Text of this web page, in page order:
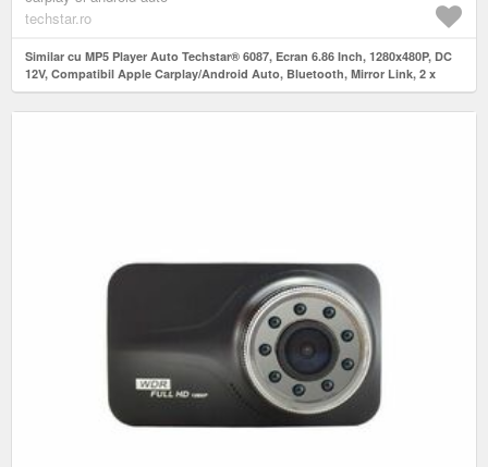
techstar.ro
Similar cu MP5 Player Auto Techstar® 6087, Ecran 6.86 Inch, 1280x480P, DC
12V, Compatibil Apple Carplay/Android Auto, Bluetooth, Mirror Link, 2 x
USB, Negru